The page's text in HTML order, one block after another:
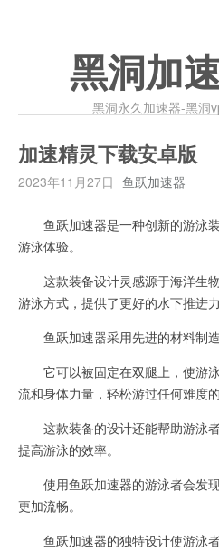
黑洞加
黑洞永久加速器-黑洞
加速精灵下载安卓版
2023年11月27日 鱼跃加速器
鱼跃加速器是一种创新的游泳
游泳体验。
这款装备设计灵感源于海洋生
游泳方式，提供了更好的水下推进
鱼跃加速器采用先进的材料制造
它可以被固定在双腿上，使游
流和身体力量，轻松游过任何难度的
这款装备的设计还能帮助游泳者
提高游泳的效率。
使用鱼跃加速器的游泳者会发
更加流畅。
鱼跃加速器的独特设计使游泳